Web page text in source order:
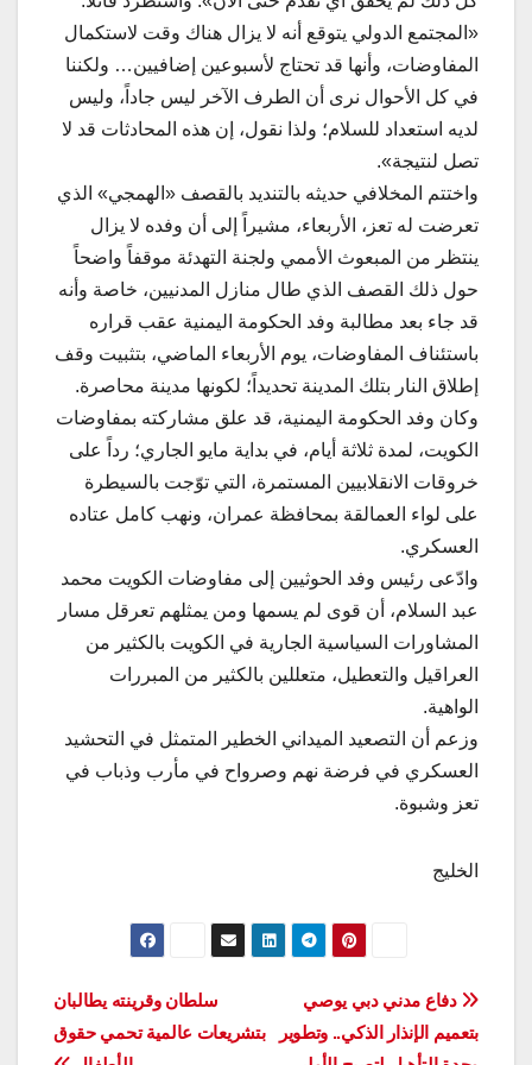
«المجتمع الدولي يتوقع أنه لا يزال هناك وقت لاستكمال
المفاوضات، وأنها قد تحتاج لأسبوعين إضافيين… ولكننا
في كل الأحوال نرى أن الطرف الآخر ليس جاداً، وليس
لديه استعداد للسلام؛ ولذا نقول، إن هذه المحادثات قد لا
تصل لنتيجة».
واختتم المخلافي حديثه بالتنديد بالقصف «الهمجي» الذي
تعرضت له تعز، الأربعاء، مشيراً إلى أن وفده لا يزال
ينتظر من المبعوث الأممي ولجنة التهدئة موقفاً واضحاً
حول ذلك القصف الذي طال منازل المدنيين، خاصة وأنه
قد جاء بعد مطالبة وفد الحكومة اليمنية عقب قراره
باستئناف المفاوضات، يوم الأربعاء الماضي، بتثبيت وقف
إطلاق النار بتلك المدينة تحديداً؛ لكونها مدينة محاصرة.
وكان وفد الحكومة اليمنية، قد علق مشاركته بمفاوضات
الكويت، لمدة ثلاثة أيام، في بداية مايو الجاري؛ رداً على
خروقات الانقلابيين المستمرة، التي توّجت بالسيطرة
على لواء العمالقة بمحافظة عمران، ونهب كامل عتاده
العسكري.
وادّعى رئيس وفد الحوثيين إلى مفاوضات الكويت محمد
عبد السلام، أن قوى لم يسمها ومن يمثلهم تعرقل مسار
المشاورات السياسية الجارية في الكويت بالكثير من
العراقيل والتعطيل، متعللين بالكثير من المبررات
الواهية.
وزعم أن التصعيد الميداني الخطير المتمثل في التحشيد
العسكري في فرضة نهم وصرواح في مأرب وذباب في
تعز وشبوة.
الخليج
تصفّح
سلطان وقرينته يطالبان
بتشريعات عالمية تحمي حقوق
دفاع مدني دبي يوصي
بتعميم الإنذار الذكي.. وتطوير